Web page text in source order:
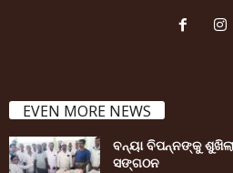
EVEN MORE NEWS
ବନ୍ୟା ବିପନ୍ନଙ୍କୁ
ସଙ୍ଗଠନ